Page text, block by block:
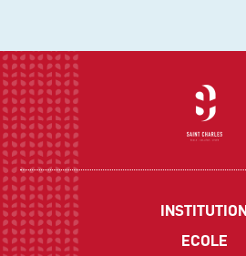
INSTITUTION
ECOLE